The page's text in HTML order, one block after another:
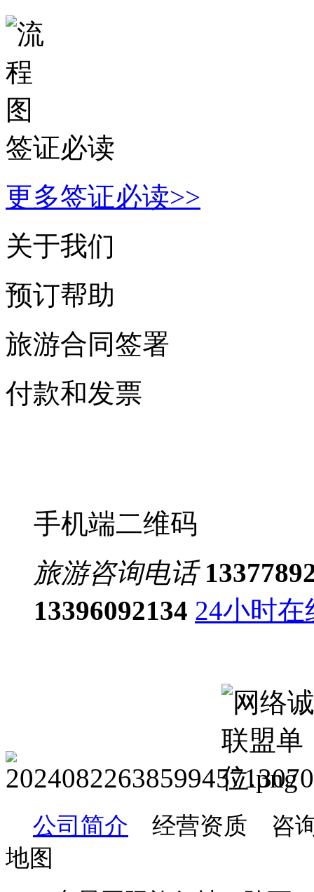
签证必读
更多签证必读>>
关于我们
预订帮助
旅游合同签署
付款和发票
手机端二维码
旅游咨询电话
13396092134 24小时在
公司简介 经营资质 咨
地图